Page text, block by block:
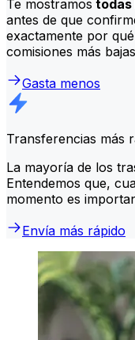
Te mostramos todas
antes de que
exactamente por
comisiones más
Gasta menos
Transferencias más
La mayoría de los
Entendemos que,
momento es
Envía más rápido